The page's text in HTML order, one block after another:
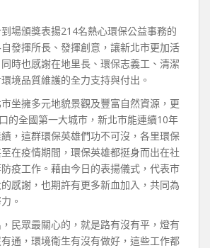
場頒獎表揚214名熱心環保公益事務的
發揮所長、發揮創意，讓新北市更加活
時也感謝在地里長、環保志義工、清潔
境品質維護的全力支持與付出。
坐擁多元地貌景觀及豐富自然資源，更
的全國第一大城市，新北市能連續10年
，這群環保英雄們功不可沒，各里環保
在疫情期間，環保英雄都挺身而出在社
疫工作。藉由今日的表揚儀式，代表市
感謝，也期許有更多新血加入，共同為
。
民眾最關心的，就是路有沒有平，燈有
通，環境衛生有沒有做好，這些工作都